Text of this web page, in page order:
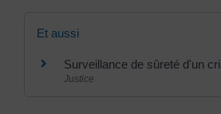
Et aussi
Surveillance de sûreté d'un
Justice